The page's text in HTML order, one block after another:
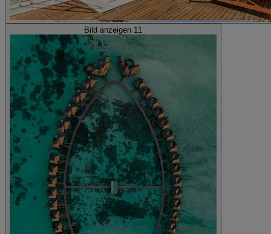
Bild anzeigen 11